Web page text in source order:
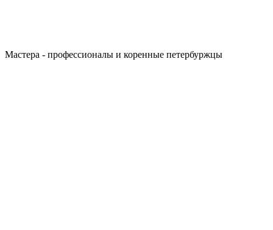
Мастера - профессионалы и коренные петербуржцы